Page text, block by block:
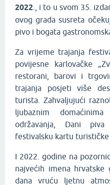
2022 ., i to u svom 35.
ovog grada susreta
pivo i bogata
Za vrijeme trajanja
povijesne karlovačke
restorani, barovi i
trajanja posjeti više
turista. Zahvaljujući
ljubaznim
održavanja, Dani
festivalsku kartu turističke
I 2022. godine na
najvećih imena
dana vruću ljetnu